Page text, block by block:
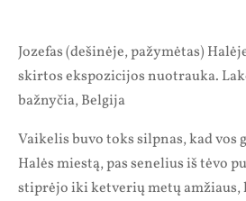
Jozefas (dešinėje, pažymėtas)
skirtos ekspozicijos nuotrauka.
bažnyčia, Belgija
Vaikelis buvo toks silpnas, kad vos
Halės miestą, pas senelius iš tėvo
stiprėjo iki ketverių metų amžiaus,